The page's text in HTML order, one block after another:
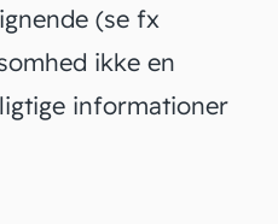
(se fx
ikke en
informationer